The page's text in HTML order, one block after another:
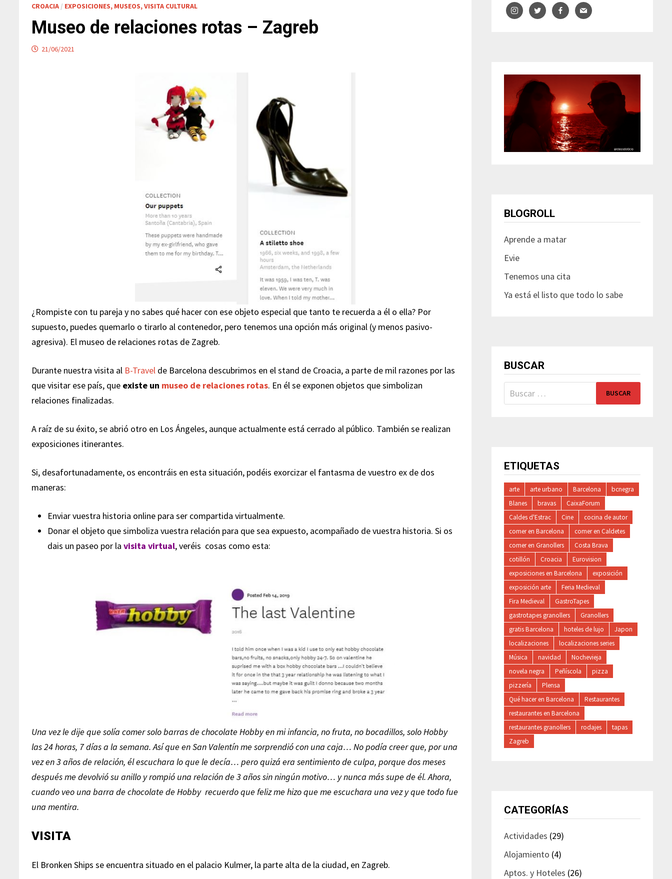
CROACIA / EXPOSICIONES, MUSEOS, VISITA CULTURAL
Museo de relaciones rotas – Zagreb
21/06/2021
¿Rompiste con tu pareja y no sabes qué hacer con ese objeto especial que tanto te recuerda a él o ella? Por
supuesto, puedes quemarlo o tirarlo al contenedor, pero tenemos una opción más original (y menos pasivo-
agresiva). El museo de relaciones rotas de Zagreb.
Durante nuestra visita al B-Travel de Barcelona descubrimos en el stand de Croacia, a parte de mil razones por las
que visitar ese país, que existe un museo de relaciones rotas. En él se exponen objetos que simbolizan
relaciones finalizadas.
A raíz de su éxito, se abrió otro en Los Ángeles, aunque actualmente está cerrado al público. También se realizan
exposiciones itinerantes.
Si, desafortunadamente, os encontráis en esta situación, podéis exorcizar el fantasma de vuestro ex de dos
maneras:
Enviar vuestra historia online para ser compartida virtualmente.
Donar el objeto que simboliza vuestra relación para que sea expuesto, acompañado de vuestra historia. Si os
dais un paseo por lavisita virtual, veréis cosas como esta:
Una vez le dije que solía comer solo barras de chocolate Hobby en mi infancia, no fruta, no bocadillos, solo Hobby
las 24 horas, 7 días a la semana. Así que en San Valentín me sorprendió con una caja… No podía creer que, por una
vez en 3 años de relación, él escuchara lo que le decía… pero quizá era sentimiento de culpa, porque dos meses
después me devolvió su anillo y rompió una relación de 3 años sin ningún motivo… y nunca más supe de él. Ahora,
cuando veo una barra de chocolate de Hobby recuerdo que feliz me hizo que me escuchara una vez y que todo fue
una mentira.
VISITA
El Bronken Ships se encuentra situado en el palacio Kulmer, la parte alta de la ciudad, en Zagreb.
BLOGROLL
Aprende a matar
Evie
Tenemos una cita
Ya está el listo que todo lo sabe
BUSCAR
Buscar:
ETIQUETAS
arte arte urbano Barcelona
bcnegra
Blanes
bravas
CaixaForum
Caldes d'Estrac
Cine
cocina de autor
comer en Barcelona
comer en Caldetes
comer en Granollers
Costa Brava
cotillón
Croacia
Eurovision
exposiciones en Barcelona
exposición
exposición arte
Feria Medieval
Fira Medieval
GastroTapes
gastrotapes granollers
Granollers
gratis Barcelona
hoteles de lujo
Japon
localizaciones
localizaciones series
Música
navidad
Nochevieja
novela negra
Peñíscola
pizza
pizzería
Plensa
Qué hacer en Barcelona
Restaurantes
restaurantes en Barcelona
restaurantes granollers
rodajes
tapas
Zagreb
CATEGORÍAS
Actividades (29)
Alojamiento (4)
Aptos. y Hoteles (26)